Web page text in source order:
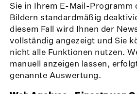
Sie in Ihrem E-Mail-Programm
Bildern standardmäßig
diesem Fall wird Ihnen der
vollständig angezeigt und Sie
nicht alle Funktionen nutzen.
manuell anzeigen lassen,
genannte Auswertung.